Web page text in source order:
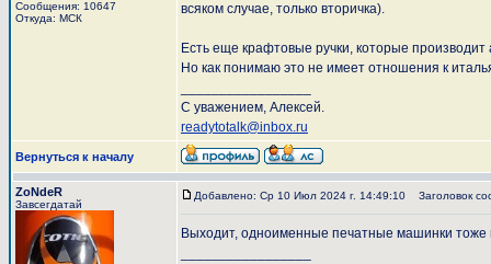
Сообщения: 10647
Откуда: МСК
всяком случае, только вторичка).
Есть еще крафтовые ручки, которые
Но как понимаю это не имеет отношения к
С уважением, Алексей.
readytotalk@inbox.ru
Вернуться к началу
ZoNdeR
Завсегдатай
Добавлено: Ср 10 Июл 2024 г. 14:49:10 Заголовок
Выходит, одноименные печатные машинки тоже